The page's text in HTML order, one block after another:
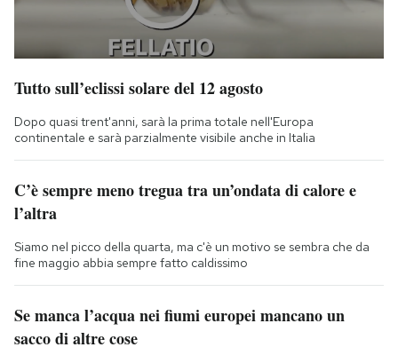
Tutto sull’eclissi solare del 12 agosto
Dopo quasi trent'anni, sarà la prima totale nell'Europa
continentale e sarà parzialmente visibile anche in Italia
C’è sempre meno tregua tra un’ondata di calore e
l’altra
Siamo nel picco della quarta, ma c'è un motivo se sembra che da
fine maggio abbia sempre fatto caldissimo
Se manca l’acqua nei fiumi europei mancano un
sacco di altre cose